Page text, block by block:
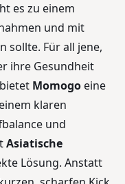
es zu einem
und mit
sollte. Für all jene,
ihre Gesundheit
Momogo eine
klaren
und
Asiatische
Lösung. Anstatt